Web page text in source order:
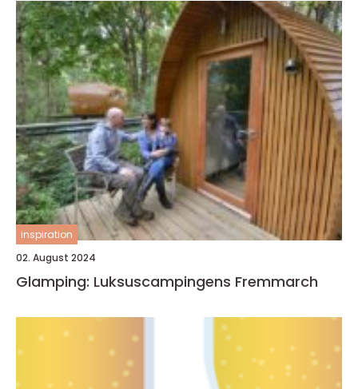
inspiration
02. August 2024
Glamping: Luksuscampingens Fremmarch